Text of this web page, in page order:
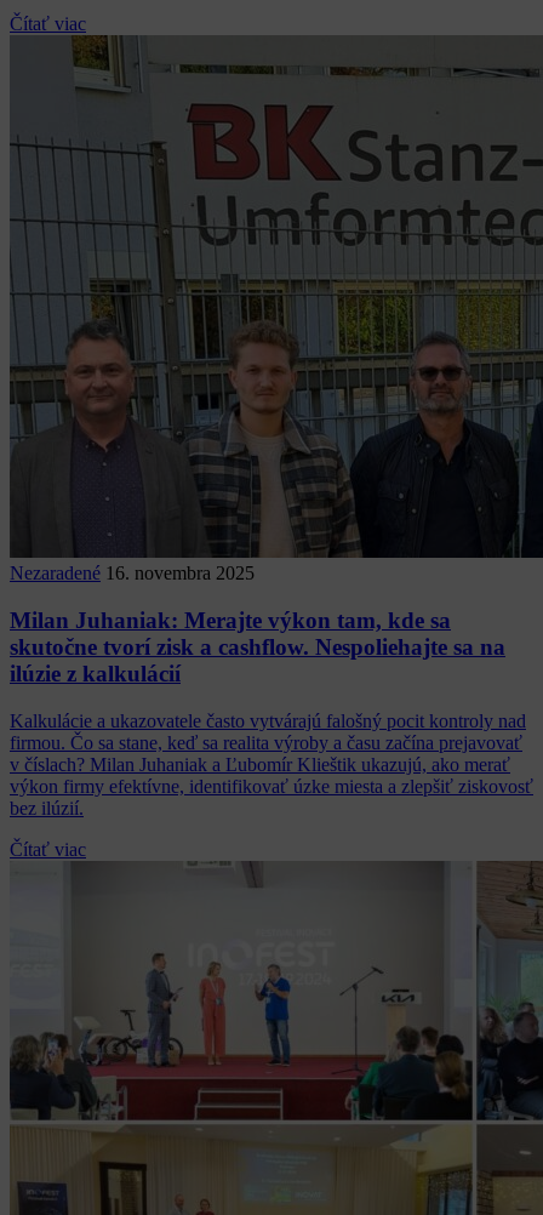
Čítať viac
Nezaradené 16. novembra 2025
Milan Juhaniak: Merajte výkon tam, kde sa
skutočne tvorí zisk a cashflow. Nespoliehajte sa na
ilúzie z kalkulácií
Kalkulácie a ukazovatele často vytvárajú falošný pocit kontroly nad
firmou. Čo sa stane, keď sa realita výroby a času začína prejavovať
v číslach? Milan Juhaniak a Ľubomír Klieštik ukazujú, ako merať
výkon firmy efektívne, identifikovať úzke miesta a zlepšiť ziskovosť
bez ilúzií.
Čítať viac